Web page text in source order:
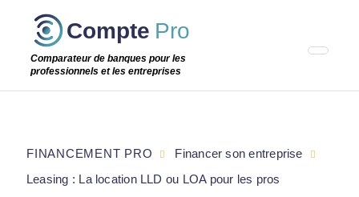
Passer
étape
Compte Pro
Comparateur de banques pour les
professionnels et les entreprises
FINANCEMENT PRO
Financer son entreprise
Leasing : La location LLD ou LOA pour les pros